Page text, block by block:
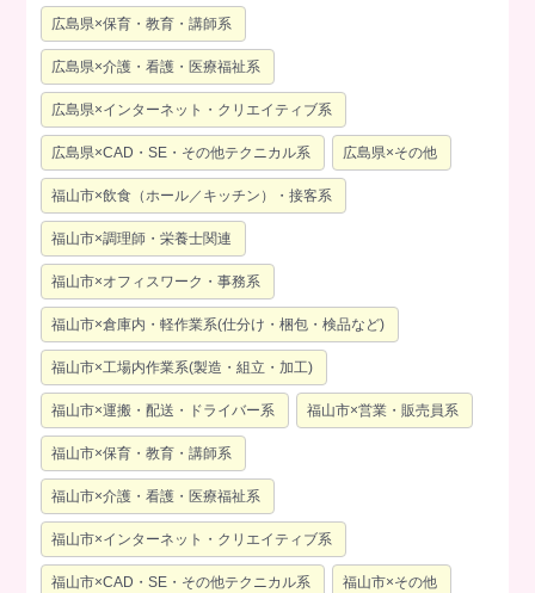
広島県×保育・教育・講師系
広島県×介護・看護・医療福祉系
広島県×インターネット・クリエイティブ系
広島県×CAD・SE・その他テクニカル系 広島県×その他
福山市×飲食（ホール／キッチン）・接客系
福山市×調理師・栄養士関連
福山市×オフィスワーク・事務系
福山市×倉庫内・軽作業系(仕分け・梱包・検品など)
福山市×工場内作業系(製造・組立・加工)
福山市×運搬・配送・ドライバー系 福山市×営業・販売員系
福山市×保育・教育・講師系
福山市×介護・看護・医療福祉系
福山市×インターネット・クリエイティブ系
福山市×CAD・SE・その他テクニカル系 福山市×その他